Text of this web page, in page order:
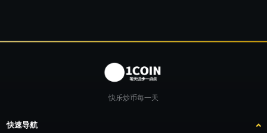
快乐炒币每一天
快速导航